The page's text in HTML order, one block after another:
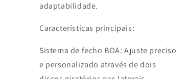
adaptabilidade.
Características principais:
Sistema de fecho BOA: Ajuste preciso
e personalizado através de dois